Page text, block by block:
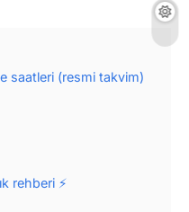
saatleri (resmi takvim)
rehberi ⚡